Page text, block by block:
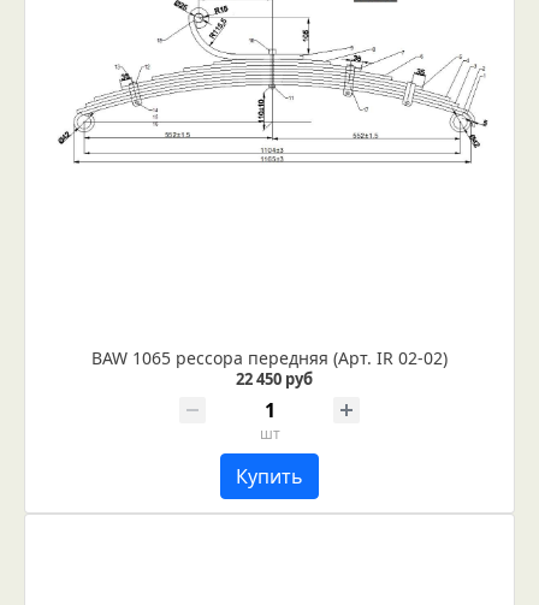
BAW 1065 рессора передняя (Арт. IR 02-02)
22 450 руб
шт
Купить